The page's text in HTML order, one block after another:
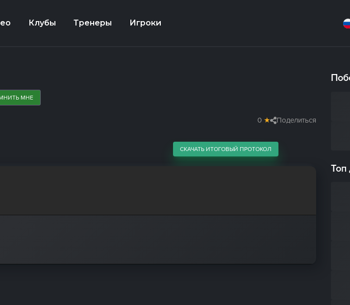
Клубы Тренеры Игроки
МНЕ
0 ★ Поделиться
СКАЧАТЬ ИТОГОВЫЙ ПРОТОКОЛ
Топ